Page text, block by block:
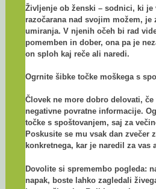
Življenje ob ženski – sodnici, ki je
razočarana nad svojim možem, je
umiranja. V njenih očeh bi rad
pomemben in dober, ona pa je
on sploh kaj reče ali naredi.
Ogrnite šibke točke moškega s
Človek ne more dobro delovati, če
negativne povratne informacije.
točke s spoštovanjem, saj za
Poskusite se mu vsak dan zvečer
konkretnega, kar je naredil za vas
Dovolite si spremembo pogleda:
napak, boste lahko zagledali